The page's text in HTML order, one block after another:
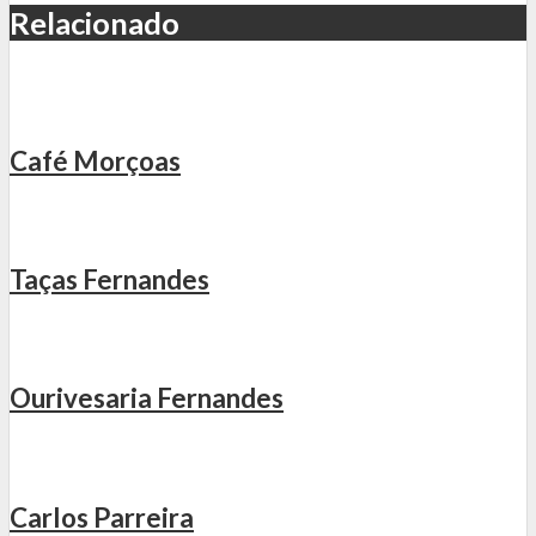
Relacionado
Café Morçoas
Taças Fernandes
Ourivesaria Fernandes
Carlos Parreira